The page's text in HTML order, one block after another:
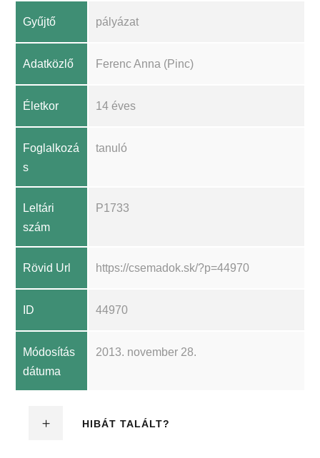
Gyűjtő pályázat
Adatközlő Ferenc Anna (Pinc)
Életkor 14 éves
Foglalkozá
s
tanuló
Leltári
szám
P1733
Rövid Url https://csemadok.sk/?p=44970
ID 44970
Módosítás
dátuma
2013. november 28.
HIBÁT TALÁLT?